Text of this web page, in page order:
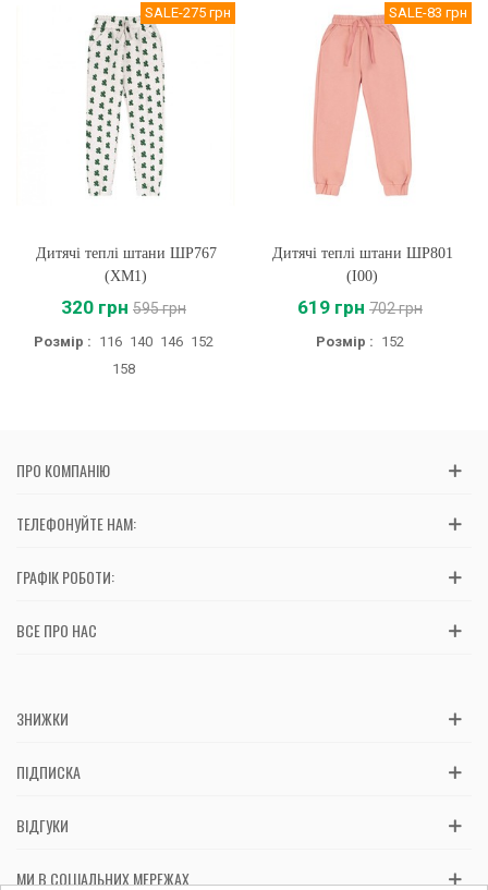
SALE-275 грн
Дитячі теплі штани ШР767
(XM1)
320 грн 595 грн
Розмір : 116 140 146 152
158
SALE-83 грн
Дитячі теплі штани ШР801
(I00)
619 грн 702 грн
Розмір : 152
ПРО КОМПАНІЮ
ТЕЛЕФОНУЙТЕ НАМ:
ГРАФІК РОБОТИ:
ВСЕ ПРО НАС
ЗНИЖКИ
ПІДПИСКА
ВІДГУКИ
МИ В СОЦІАЛЬНИХ МЕРЕЖАХ